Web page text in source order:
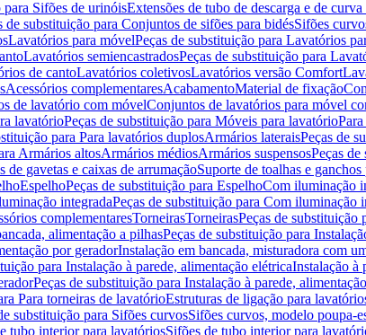
para Sifões de urinóisExtensões de tubo de descarga e de curva
de substituição para Conjuntos de sifões para bidésSifões
Lavatórios para móvelPeças de substituição para Lavatórios
Lavatórios semiencastradosPeças de substituição para
de cantoLavatórios coletivosLavatórios versão Comfort
Acessórios complementaresAcabamentoMaterial de fixação
de lavatório com móvelConjuntos de lavatórios para móvel
lavatórioPeças de substituição para Móveis para lavatório
para Para lavatórios duplosArmários lateraisPeças de
Armários altosArmários médiosArmários suspensosPeças
de gavetas e caixas de arrumaçãoSuporte de toalhas e ganchos
EspelhoPeças de substituição para EspelhoCom iluminação
integradaPeças de substituição para Com iluminação
complementaresTorneirasTorneirasPeças de substituição
alimentação a pilhasPeças de substituição para
por geradorInstalação em bancada, misturadora com
para Instalação à parede, alimentação elétricaInstalação à
Peças de substituição para Instalação à parede,
Para torneiras de lavatórioEstruturas de ligação para
substituição para Sifões curvosSifões curvos, modelo poupa-
tubo interior para lavatóriosSifões de tubo interior para